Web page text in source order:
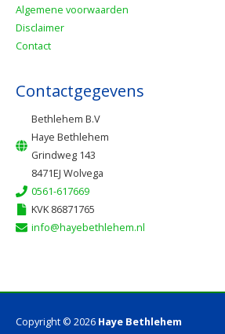
Algemene voorwaarden
Disclaimer
Contact
Contactgegevens
Bethlehem B.V
Haye Bethlehem
Grindweg 143
8471EJ Wolvega
0561-617669
KVK 86871765
info@hayebethlehem.nl
Copyright © 2026 Haye Bethlehem